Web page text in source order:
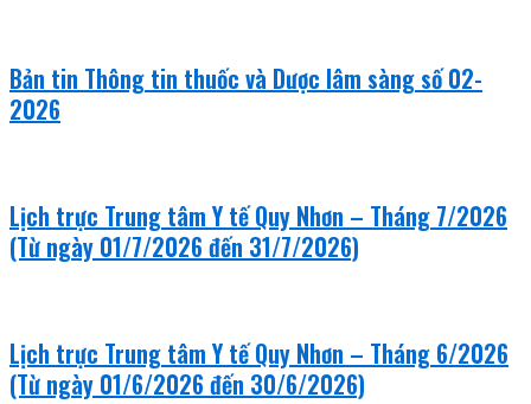
Bản tin Thông tin thuốc và Dược lâm sàng số 02-
2026
Lịch trực Trung tâm Y tế Quy Nhơn – Tháng 7/2026
(Từ ngày 01/7/2026 đến 31/7/2026)
Lịch trực Trung tâm Y tế Quy Nhơn – Tháng 6/2026
(Từ ngày 01/6/2026 đến 30/6/2026)